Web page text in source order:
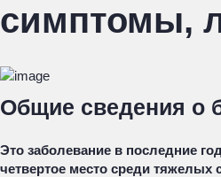
симптомы,
Общие сведения о
Это заболевание в последние
четвертое место среди тяжелых